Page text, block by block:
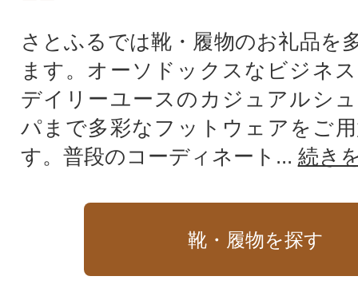
さとふるでは靴・履物のお礼品を
ます。オーソドックスなビジネ
デイリーユースのカジュアルシ
パまで多彩なフットウェアをご
す。普段のコーディネート... 続き
靴・履物を探す